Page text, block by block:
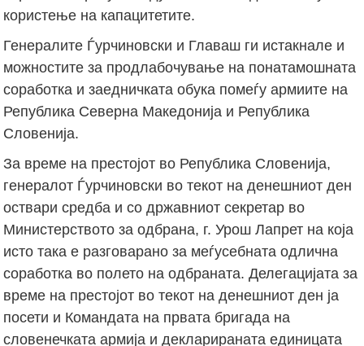
користење на капацитетите.
Генералите Ѓурчиновски и Главаш ги истакнале и
можностите за продлабочување на понатамошната
соработка и заедничката обука помеѓу армиите на
Република Северна Македонија и Република
Словенија.
За време на престојот во Република Словенија,
генералот Ѓурчиновски во текот на денешниот ден
оствари средба и со државниот секретар во
Министерството за одбрана, г. Урош Лапрет на која
исто така е разговарано за меѓусебната одлична
соработка во полето на одбраната. Делегацијата за
време на престојот во текот на денешниот ден ја
посети и Командата на првата бригада на
словенечката армија и декларираната единицата